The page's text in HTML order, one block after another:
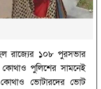
রাজ্যের ১০৮ পুরসভার
পুলিশের সামনেই
ভোটারদের ভোট